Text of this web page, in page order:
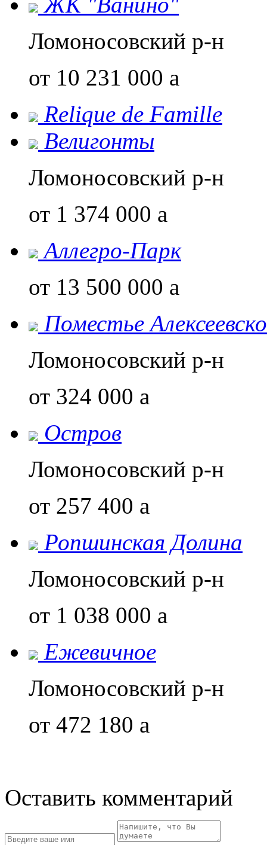
Ломоносовский р-н
от 10 231 000 a
Relique de Famillе
Велигонты
Ломоносовский р-н
от 1 374 000 a
Аллегро-Парк
от 13 500 000 a
Поместье
Ломоносовский р-н
от 324 000 a
Остров
Ломоносовский р-н
от 257 400 a
Ропшинская Долина
Ломоносовский р-н
от 1 038 000 a
Ежевичное
Ломоносовский р-н
от 472 180 a
Оставить комментарий